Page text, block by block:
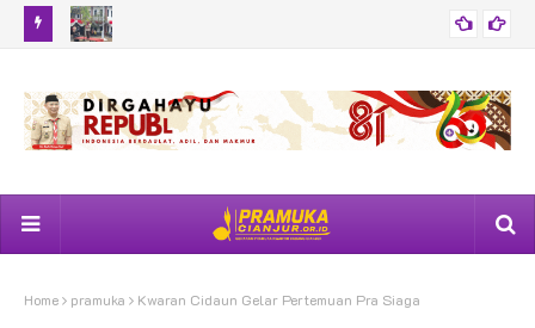
2026 Resmi Digelar
Home pramuka Kwaran Cidaun Gelar Pertemuan Pra Siaga